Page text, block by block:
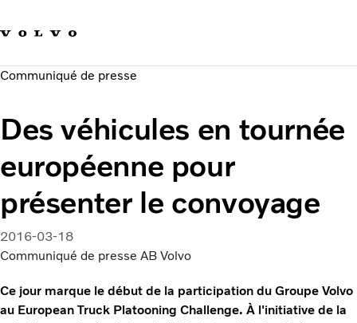
Sustainable Transportation
News & Media
About us
Communiqué de presse
Des véhicules en tournée
européenne pour
présenter le convoyage
2016-03-18
Communiqué de presse AB Volvo
Ce jour marque le début de la participation du Groupe Volvo
au European Truck Platooning Challenge. À l'initiative de la